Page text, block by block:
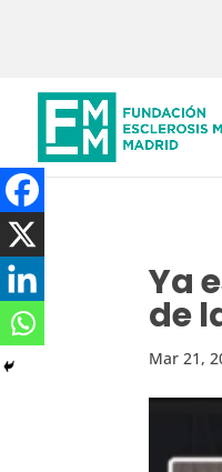
Ya
de
Mar 21,